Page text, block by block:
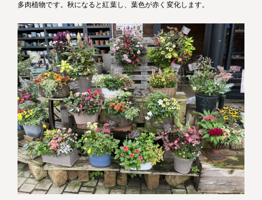
多肉植物です。秋になると紅葉し、葉色が赤く変化します。